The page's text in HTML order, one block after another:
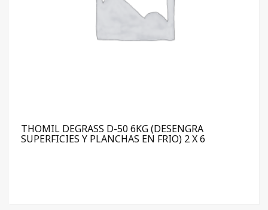
THOMIL DEGRASS D-50 6KG (DESENGRA
SUPERFICIES Y PLANCHAS EN FRIO) 2 X 6